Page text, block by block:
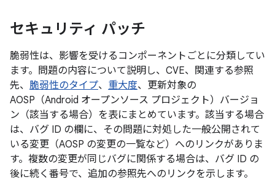
セキュリティ パッチ
脆弱性は、影響を受けるコンポーネントごとに分類してい
ます。問題の内容について説明し、CVE、関連する参照
先、 脆弱性のタイプ、 重大度、更新対象の
AOSP（Android オープンソース プロジェクト）バージョ
ン（該当する場合）を表にまとめています。該当する場合
は、バグ ID の欄に、その問題に対処した一般公開されて
いる変更（AOSP の変更の一覧など）へのリンクがありま
す。複数の変更が同じバグに関係する場合は、バグ ID の
後に続く番号で、追加の参照先へのリンクを示します。